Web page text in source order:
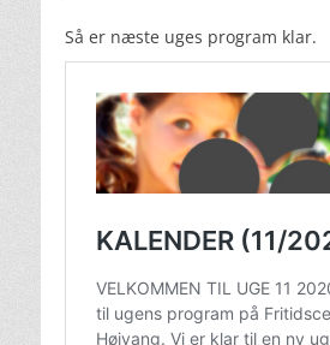
Så er næste uges program klar.